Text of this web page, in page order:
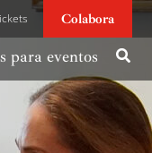
Colabora
para eventos